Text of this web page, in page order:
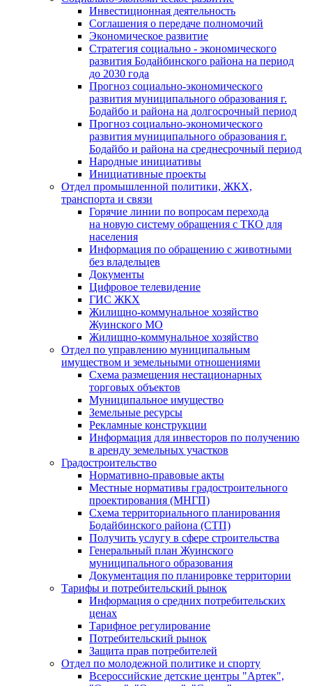
Инвестиционная деятельность
Соглашения о передаче полномочий
Экономическое развитие
Стратегия социально - экономического
развития Бодайбинского района на период
до 2030 года
Прогноз социально-экономического
развития муниципального образования г.
Бодайбо и района на долгосрочный период
Прогноз социально-экономического
развития муниципального образования г.
Бодайбо и района на среднесрочный период
Народные инициативы
Инициативные проекты
Отдел промышленной политики, ЖКХ,
транспорта и связи
Горячие линии по вопросам перехода
на новую систему обращения с ТКО для
населения
Информация по обращению с животными
без владельцев
Документы
Цифровое телевидение
ГИС ЖКХ
Жилищно-коммунальное хозяйство
Жуинского МО
Жилищно-коммунальное хозяйство
Отдел по управлению муниципальным
имуществом и земельными отношениями
Схема размещения нестационарных
торговых объектов
Муниципальное имущество
Земельные ресурсы
Рекламные конструкции
Информация для инвесторов по получению
в аренду земельных участков
Градостроительство
Нормативно-правовые акты
Местные нормативы градостроительного
проектирования (МНГП)
Схема территориального планирования
Бодайбинского района (СТП)
Получить услугу в сфере строительства
Генеральный план Жуинского
муниципального образования
Документация по планировке территории
Тарифы и потребительский рынок
Информация о средних потребительских
ценах
Тарифное регулирование
Потребительский рынок
Защита прав потребителей
Отдел по молодежной политике и спорту
Всероссийские детские центры "Артек",